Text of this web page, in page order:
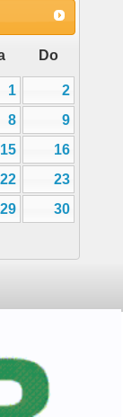
Do
1
2
8
9
15
16
22
23
29
30